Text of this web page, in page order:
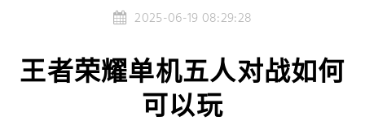
2025-06-19 08:29:28
王者荣耀单机五人对战如何
可以玩